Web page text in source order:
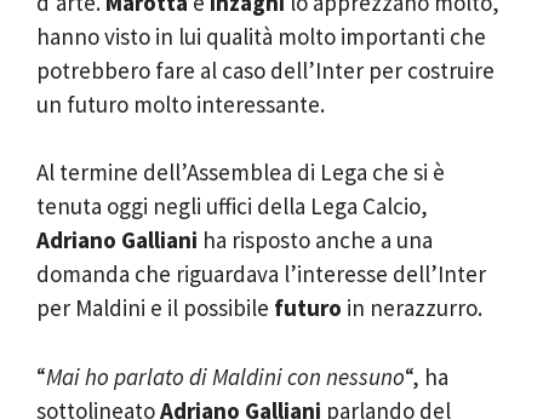
hanno visto in lui qualità molto importanti che
potrebbero fare al caso dell’Inter per costruire
un futuro molto interessante.
Al termine dell’Assemblea di Lega che si è
tenuta oggi negli uffici della Lega Calcio,
Adriano Galliani ha risposto anche a una
domanda che riguardava l’interesse dell’Inter
per Maldini e il possibile futuro in nerazzurro.
“Mai ho parlato di Maldini con nessuno“, ha
sottolineatoAdriano Galliani parlando del